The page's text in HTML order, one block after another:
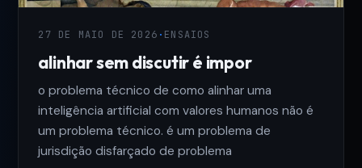
27 DE MAIO DE 2026 · ENSAIOS
alinhar sem discutir é impor
o problema técnico de como alinhar uma
inteligência artificial com valores humanos não é
um problema técnico. é um problema de
jurisdição disfarçado de problema